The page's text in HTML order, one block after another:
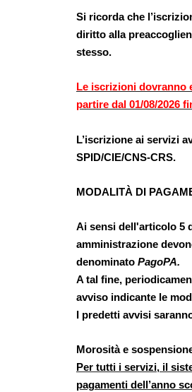
Si ricorda che
diritto alla
stesso.
Le iscrizioni dovranno
partire dal 01/08/2026
L’iscrizione ai servizi
SPID/CIE/CNS-CRS.
MODALITÀ DI
Ai sensi dell'articolo 5
amministrazione
denominato PagoPA.
A tal fine,
avviso indicante le
I predetti avvisi
Morosità e
Per tutti i servizi, il
pagamenti dell’anno